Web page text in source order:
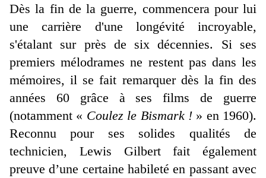
Dès la fin de la guerre, commencera pour lui
une carrière d'une longévité incroyable,
s'étalant sur près de six décennies. Si ses
premiers mélodrames ne restent pas dans les
mémoires, il se fait remarquer dès la fin des
années 60 grâce à ses films de guerre
(notamment « Coulez le Bismark !» en 1960).
Reconnu pour ses solides qualités de
technicien, Lewis Gilbert fait également
preuve d’une certaine habileté en passant avec